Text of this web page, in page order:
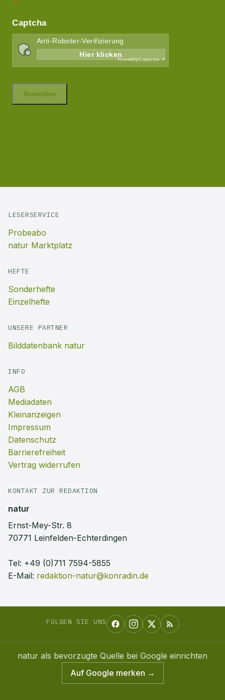
LESERSERVICE
Probeabo
natur Marktplatz
HEFTE
Sonderhefte
Einzelhefte
UNSERE PARTNER
Bilddatenbank natur
INFO
AGB
Mediadaten
Kleinanzeigen
Impressum
Datenschutz
Barrierefreiheit
Vertrag widerrufen
KONTAKT ZUR REDAKTION
natur
Ernst-Mey-Str. 8
70771 Leinfelden-Echterdingen
Tel: +49 (0)711 7594-5855
E-Mail: redaktion-natur@konradin.de
FOLGEN SIE UNS
natur als bevorzugte Quelle bei Google einrichten
Auf Google merken →